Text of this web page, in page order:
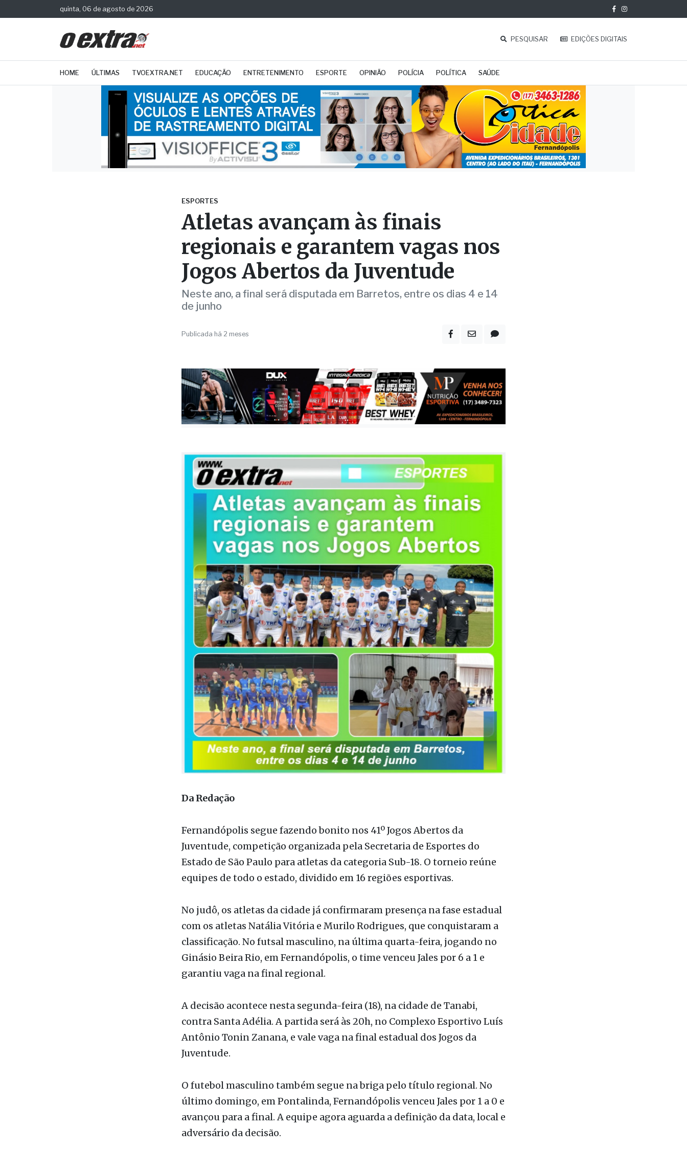
quinta, 06 de agosto de 2026
PESQUISAR EDIÇÕES DIGITAIS
HOME ÚLTIMAS TVOEXTRA.NET EDUCAÇÃO ENTRETENIMENTO ESPORTE OPINIÃO POLÍCIA POLÍTICA SAÚDE
Atletas avançam às finais
regionais e garantem vagas nos
Jogos Abertos da Juventude
Neste ano, a final será disputada em Barretos, entre os dias 4 e 14
de junho
Da Redação
Fernandópolis segue fazendo bonito nos 41º Jogos Abertos da
Juventude, competição organizada pela Secretaria de Esportes do
Estado de São Paulo para atletas da categoria Sub-18. O torneio reúne
equipes de todo o estado, dividido em 16 regiões esportivas.
No judô, os atletas da cidade já confirmaram presença na fase estadual
com os atletas Natália Vitória e Murilo Rodrigues, que conquistaram a
classificação. No futsal masculino, na última quarta-feira, jogando no
Ginásio Beira Rio, em Fernandópolis, o time venceu Jales por 6 a 1 e
garantiu vaga na final regional.
A decisão acontece nesta segunda-feira (18), na cidade de Tanabi,
contra Santa Adélia. A partida será às 20h, no Complexo Esportivo Luís
Antônio Tonin Zanana, e vale vaga na final estadual dos Jogos da
Juventude.
O futebol masculino também segue na briga pelo título regional. No
último domingo, em Pontalinda, Fernandópolis venceu Jales por 1 a 0 e
avançou para a final. A equipe agora aguarda a definição da data, local e
adversário da decisão.